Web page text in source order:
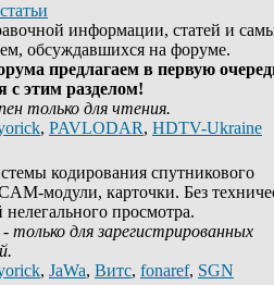
информации, статей и
обсуждавшихся на форуме.
предлагаем в первую
с этим разделом!
только для чтения.
, PAVLODAR, HDTV-Ukraine
кодирования спутникового
модули, карточки. Без
нелегального просмотра.
- только для зарегистрированных
, JaWa, Витс, fonaref, SGN